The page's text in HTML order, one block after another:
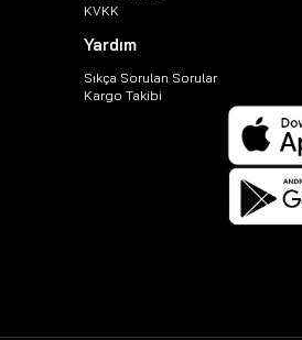
KVKK
Yardım
Sıkça Sorulan Sorular
Kargo Takibi